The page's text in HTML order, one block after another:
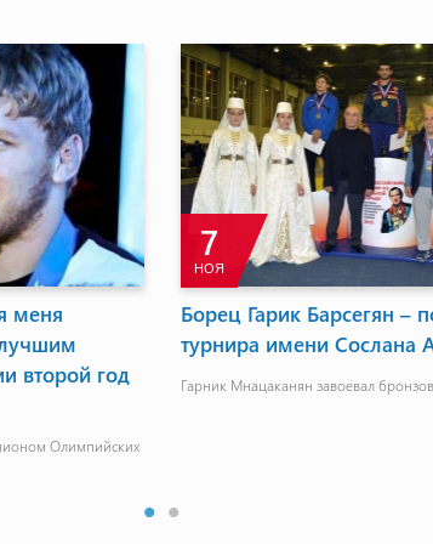
меня
второй год
Олимпийских
7
НОЯ
Борец Гарик Барсегян –
турнира имени Сослана
Гарник Мнацаканян завоевал